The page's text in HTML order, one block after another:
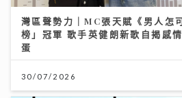
灣區聲勢力｜MC張天賦《男人怎
榜」冠軍 歌手英健朗新歌自揭感
蛋
30/07/2026